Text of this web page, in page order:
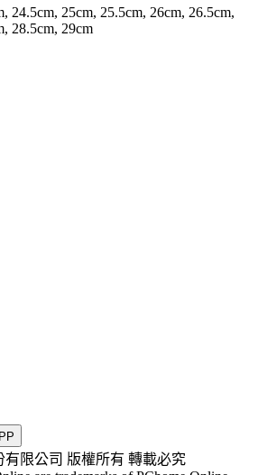
24.5cm, 25cm, 25.5cm, 26cm, 26.5cm,
28.5cm, 29cm
限公司 版權所有 轉載必究